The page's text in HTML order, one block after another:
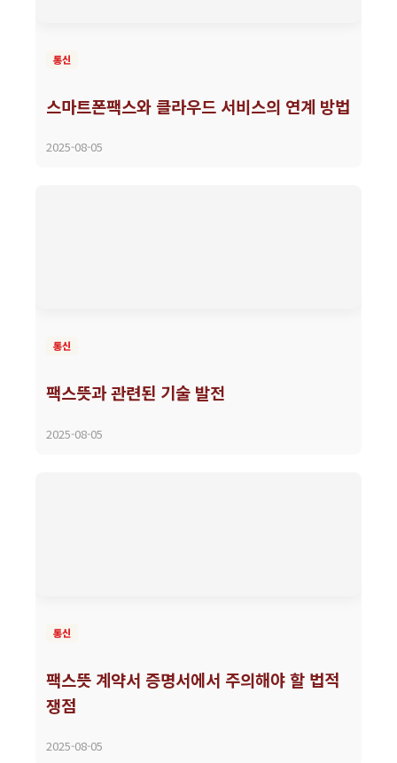
통신
스마트폰팩스와 클라우드 서비스의 연계 방법
2025-08-05
통신
팩스뜻과 관련된 기술 발전
2025-08-05
통신
팩스뜻 계약서 증명서에서 주의해야 할 법적
쟁점
2025-08-05